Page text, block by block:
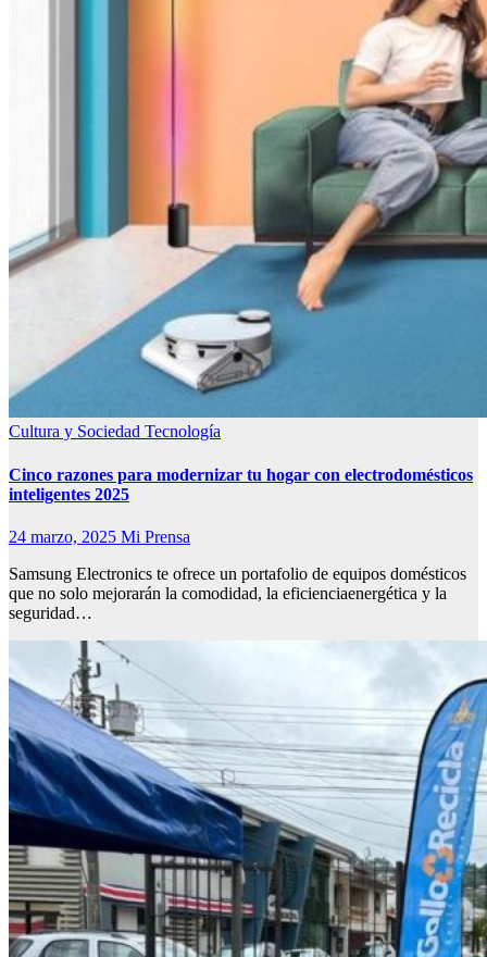
Cultura y Sociedad Tecnología
Cinco razones para modernizar tu hogar con electrodomésticos
inteligentes 2025
24 marzo, 2025 Mi Prensa
Samsung Electronics te ofrece un portafolio de equipos domésticos
que no solo mejorarán la comodidad, la eficienciaenergética y la
seguridad…